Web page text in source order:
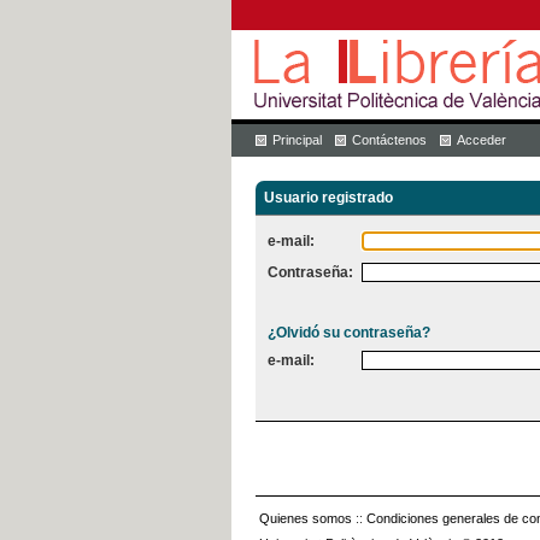
Principal Contáctenos Acceder
Usuario registrado
e-mail:
Contraseña:
¿Olvidó su contraseña?
e-mail:
Quienes somos :: Condiciones generales de